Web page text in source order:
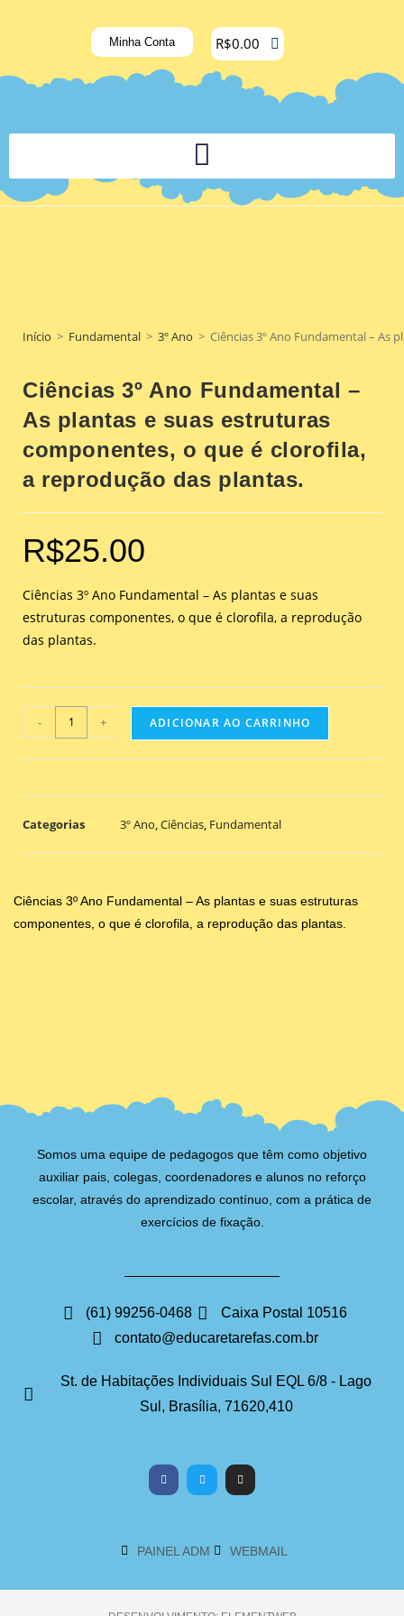
Minha Conta R$0.00
Início > Fundamental > 3º Ano > Ciências 3º Ano Fundamental – As
Ciências 3º Ano Fundamental –
As plantas e suas estruturas
componentes, o que é clorofila,
a reprodução das plantas.
R$25.00
Ciências 3º Ano Fundamental – As plantas e suas
estruturas componentes, o que é clorofila, a reprodução
das plantas.
- + ADICIONAR AO CARRINHO
Categorias 3º Ano Ciências Fundamental
Ciências 3º Ano Fundamental – As plantas e suas estruturas
componentes, o que é clorofila, a reprodução das plantas.
Somos uma equipe de pedagogos que têm como objetivo
auxiliar pais, colegas, coordenadores e alunos no reforço
escolar, através do aprendizado contínuo, com a prática de
exercícios de fixação.
(61) 99256-0468
Caixa Postal 10516
contato@educaretarefas.com.br
St. de Habitações Individuais Sul EQL 6/8 - Lago
Sul, Brasília, 71620,410
PAINEL ADM WEBMAIL